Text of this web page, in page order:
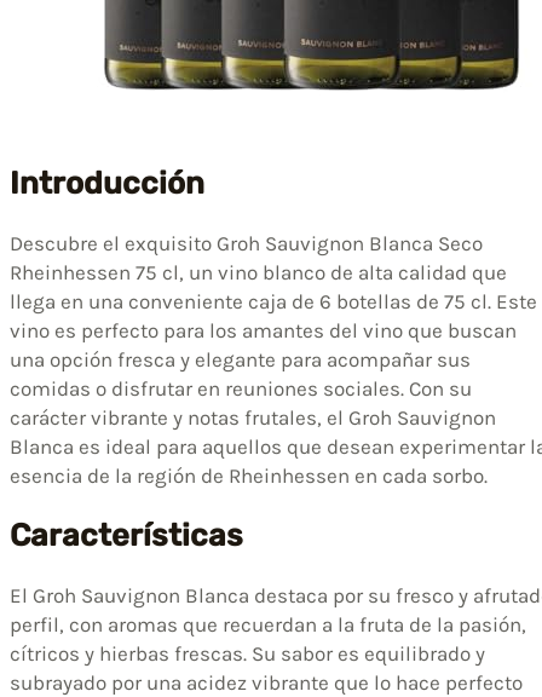
Introducción
Descubre el exquisito Groh Sauvignon Blanca Seco
Rheinhessen 75 cl, un vino blanco de alta calidad que
llega en una conveniente caja de 6 botellas de 75 cl. Este
vino es perfecto para los amantes del vino que buscan
una opción fresca y elegante para acompañar sus
comidas o disfrutar en reuniones sociales. Con su
carácter vibrante y notas frutales, el Groh Sauvignon
Blanca es ideal para aquellos que desean experimentar
esencia de la región de Rheinhessen en cada sorbo.
Características
El Groh Sauvignon Blanca destaca por su fresco y
perfil, con aromas que recuerdan a la fruta de la pasión,
cítricos y hierbas frescas. Su sabor es equilibrado y
subrayado por una acidez vibrante que lo hace perfecto